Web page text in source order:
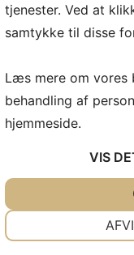
Flere
tjenester. Ved at
samtykke til disse
Læs mere om vores
behandling af
hjemmeside.
VIS